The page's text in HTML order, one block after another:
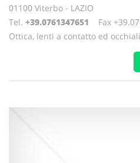
01100 Viterbo - LAZIO
Tel. +39.0761347651 Fax
Ottica, lenti a contatto ed